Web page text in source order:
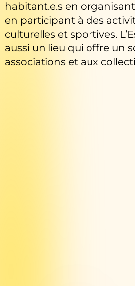
habitant.e.s en
en participant à des
culturelles et sportives.
aussi un lieu qui offre un
associations et aux